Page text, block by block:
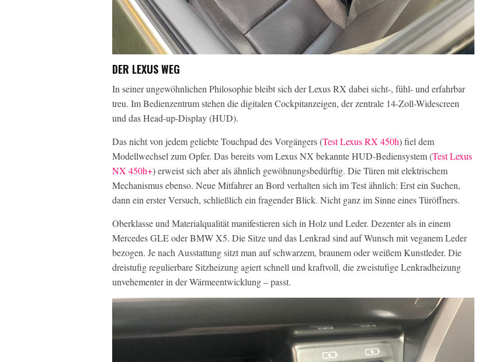
DER LEXUS WEG
In seiner ungewöhnlichen Philosophie bleibt sich der Lexus RX dabei sicht-, fühl- und erfahrbar
treu. Im Bedienzentrum stehen die digitalen Cockpitanzeigen, der zentrale 14-Zoll-Widescreen
und das Head-up-Display (HUD).
Das nicht von jedem geliebte Touchpad des Vorgängers (Test Lexus RX 450h) fiel dem
Modellwechsel zum Opfer. Das bereits vom Lexus NX bekannte HUD-Bediensystem (Test Lexus
NX 450h+) erweist sich aber als ähnlich gewöhnungsbedürftig. Die Türen mit elektrischem
Mechanismus ebenso. Neue Mitfahrer an Bord verhalten sich im Test ähnlich: Erst ein Suchen,
dann ein erster Versuch, schließlich ein fragender Blick. Nicht ganz im Sinne eines Türöffners.
Oberklasse und Materialqualität manifestieren sich in Holz und Leder. Dezenter als in einem
Mercedes GLE oder BMW X5. Die Sitze und das Lenkrad sind auf Wunsch mit veganem Leder
bezogen. Je nach Ausstattung sitzt man auf schwarzem, braunem oder weißem Kunstleder. Die
dreistufig regulierbare Sitzheizung agiert schnell und kraftvoll, die zweistufige Lenkradheizung
unvehementer in der Wärmeentwicklung – passt.